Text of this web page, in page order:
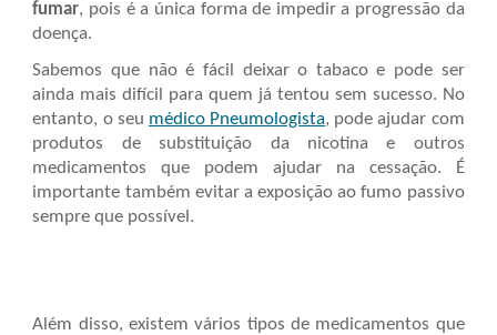
fumar, pois é a única forma de impedir a progressão da
doença.
Sabemos que não é fácil deixar o tabaco e pode ser
ainda mais difícil para quem já tentou sem sucesso. No
entanto, o seu médico Pneumologista, pode ajudar com
produtos de substituição da nicotina e outros
medicamentos que podem ajudar na cessação. É
importante também evitar a exposição ao fumo passivo
sempre que possível.
Além disso, existem vários tipos de medicamentos que